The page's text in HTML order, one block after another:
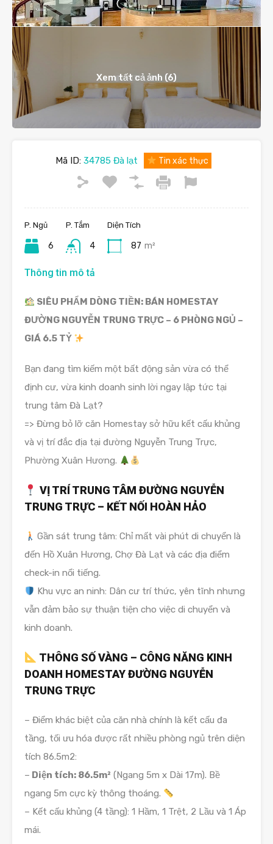
Xem tất cả ảnh (6)
Mã ID: 34785 Đà lạt Tin xác thực
P. Ngủ
6
P. Tắm
4
Diện Tích
87 m²
Thông tin mô tả
SIÊU PHẨM DÒNG TIỀN: BÁN HOMESTAY
ĐƯỜNG NGUYỄN TRUNG TRỰC – 6 PHÒNG NGỦ –
GIÁ 6.5 TỶ
Bạn đang tìm kiếm một bất động sản vừa có thể
định cư, vừa kinh doanh sinh lời ngay lập tức tại
trung tâm Đà Lạt?
=> Đừng bỏ lỡ căn Homestay sở hữu kết cấu khủng
và vị trí đắc địa tại đường Nguyễn Trung Trực,
Phường Xuân Hương.
VỊ TRÍ TRUNG TÂM ĐƯỜNG NGUYỄN
TRUNG TRỰC – KẾT NỐI HOÀN HẢO
Gần sát trung tâm: Chỉ mất vài phút di chuyển là
đến Hồ Xuân Hương, Chợ Đà Lạt và các địa điểm
check-in nổi tiếng.
Khu vực an ninh: Dân cư trí thức, yên tĩnh nhưng
vẫn đảm bảo sự thuận tiện cho việc di chuyển và
kinh doanh.
THÔNG SỐ VÀNG – CÔNG NĂNG KINH
DOANH HOMESTAY ĐƯỜNG NGUYỄN
TRUNG TRỰC
– Điểm khác biệt của căn nhà chính là kết cấu đa
tầng, tối ưu hóa được rất nhiều phòng ngủ trên diện
tích 86.5m2:
– Diện tích: 86.5m² (Ngang 5m x Dài 17m). Bề
ngang 5m cực kỳ thông thoáng.
– Kết cấu khủng (4 tầng): 1 Hầm, 1 Trệt, 2 Lầu và 1 Áp
mái.